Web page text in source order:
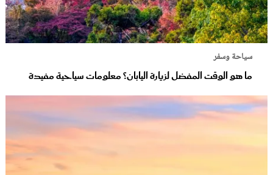
سياحة وسفر
ما هو الوقت المفضل لزيارة اليابان؟ معلومات سياحية مفيدة